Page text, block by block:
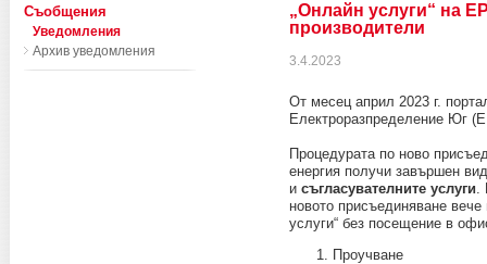
„Онлайн услуги“ на
производители
3.4.2023
От месец април 2023 г.
Електроразпределение Юг
Процедурата по ново
енергия получи завършен
и съгласувателните услуги
новото присъединяване
услуги“ без посещение в
Проучване
Съобщения
Уведомления
Архив уведомления